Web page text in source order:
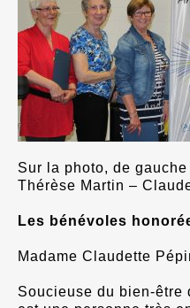
Sur la photo, de
Thérèse Martin –
Les bénévoles
Madame Claudette
Soucieuse du bien-être